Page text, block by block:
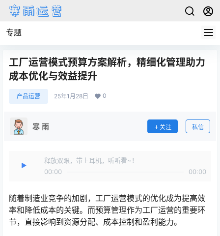
专题
工厂运营模式预算方案解析，精细化管理助力
成本优化与效益提升
产品运营 25年1月28日 0
寒 雨 关注 私信
释放双眼，带上耳机，听听看~！
00:00
00:00
随着制造业竞争的加剧，工厂运营模式的优化成为提高效
率和降低成本的关键。而预算管理作为工厂运营的重要环
节，直接影响到资源分配、成本控制和盈利能力。